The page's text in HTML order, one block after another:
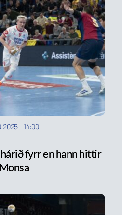
- 14:00
fyrr en hann hittir
Monsa